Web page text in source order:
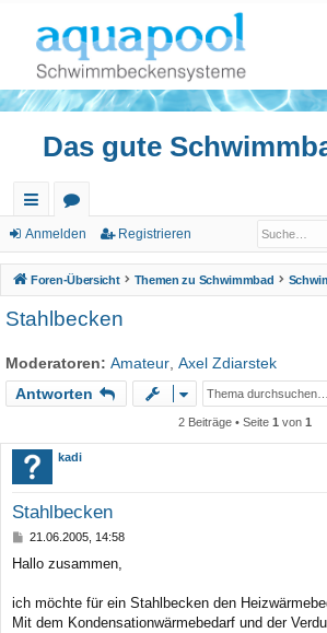
Das gute
ch
ne
llz
riff
or
en
Anmelden Registrieren
Foren-Übersicht Themen zu Schwimmbad
Stahlbecken
Moderatoren: Amateur Axel Zdiarstek
Antworten
2 Beiträge • Seite 1 von 1
kadi
Stahlbecken
B
i
r
a
21.06.2005, 14:58
Hallo zusammen,
ich möchte für ein Stahlbecken den
Mit dem Kondensationwärmebedarf und der